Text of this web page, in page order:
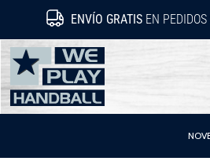
ENVÍO GRATISEN PEDIDOS
WePlayHandball.es